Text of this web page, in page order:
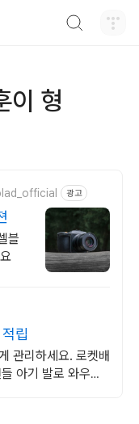
이 형
광고
블
립
관리하세요. 로켓배
아기 발로 와우회